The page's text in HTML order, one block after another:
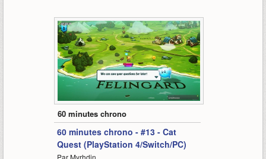
67:15
60 minutes chrono
60 minutes chrono - #13 - Cat
Quest (PlayStation 4/Switch/PC)